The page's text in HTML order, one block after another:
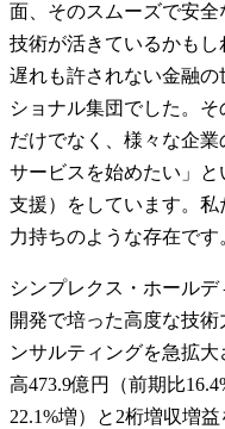
面、そのスムーズで安
技術が活きているかも
遅れも許されない金融
ショナル集団でした。
だけでなく、様々な企
サービスを始めたい」
支援）をしています。
力持ちのような存在です
シンプレクス・ホール
開発で培った高度な技
ンサルティングを急拡
高473.9億円（前期比
22.1%増）と2桁増収増